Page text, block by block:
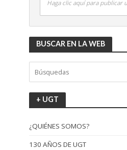
Haga clic aquí para publicar
BUSCAR EN LA WEB
+ UGT
¿QUIÉNES SOMOS?
130 AÑOS DE UGT